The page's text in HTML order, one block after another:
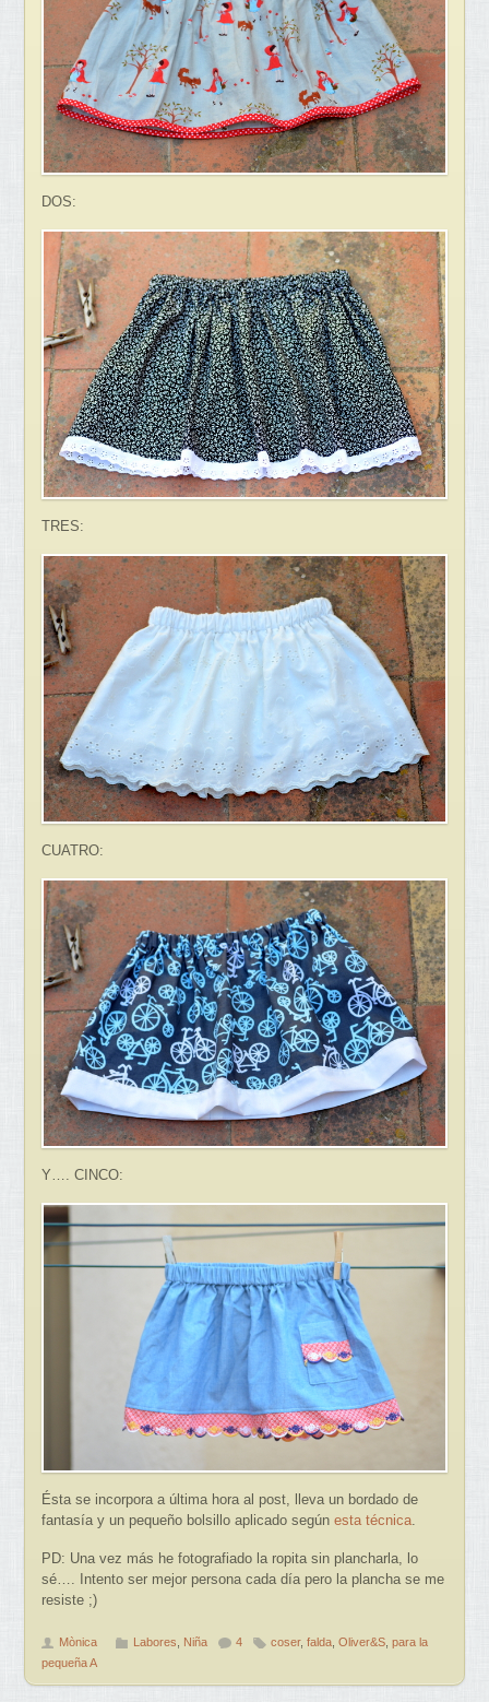
DOS:
TRES:
CUATRO:
Y…. CINCO:
Ésta se incorpora a última hora al post, lleva un bordado de
fantasía y un pequeño bolsillo aplicado segúnesta técnica.
PD: Una vez más he fotografiado la ropita sin plancharla, lo
sé…. Intento ser mejor persona cada día pero la plancha se me
resiste ;)
Mònica Labores Niña 4 coser,falda ,Oliver&S ,para la
pequeña A